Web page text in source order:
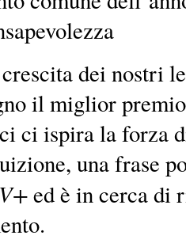
dei nostri
il miglior
ci ispira la forza
una frase
V+ed è in cerca di